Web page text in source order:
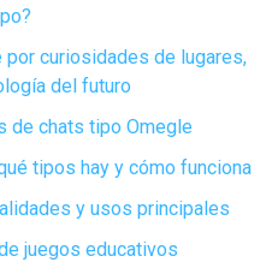
por curiosidades de lugares,
del futuro
de chats tipo Omegle
tipos hay y cómo funciona
y usos principales
juegos educativos